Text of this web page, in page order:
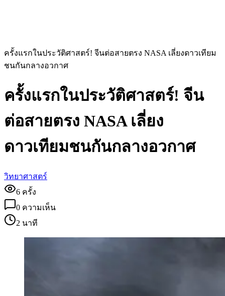
ครั้งแรกในประวัติศาสตร์! จีนต่อสายตรง NASA เลี่ยงดาวเทียม
ชนกันกลางอวกาศ
ครั้งแรกในประวัติศาสตร์! จีน
ต่อสายตรง NASA เลี่ยง
ดาวเทียมชนกันกลางอวกาศ
วิทยาศาสตร์
6 ครั้ง
0 ความเห็น
2 นาที